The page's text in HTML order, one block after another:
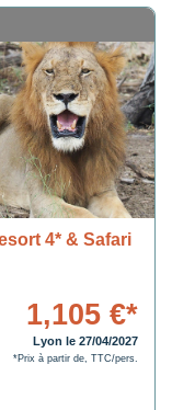
4* & Safari
1,105 €*
Lyon le 27/04/2027
*Prix à partir de, TTC/pers.